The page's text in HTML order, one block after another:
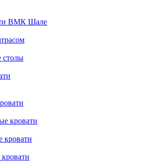
ВМК Шале
столы
кровати
кровати